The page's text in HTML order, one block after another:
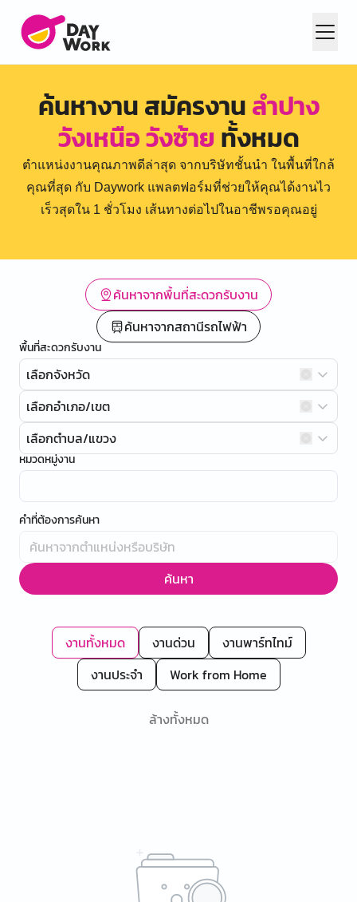
ค้นหางาน สมัครงานลำปาง
วังเหนือ วังซ้ายทั้งหมด
ตำแหน่งงานคุณภาพดีล่าสุด จากบริษัทชั้นนำ ในพื้นที่ใกล้
คุณที่สุด กับ Daywork แพลตฟอร์มที่ช่วยให้คุณได้งานไว
เร็วสุดใน 1 ชั่วโมง เส้นทางต่อไปในอาชีพรอคุณอยู่
ค้นหาจากพื้นที่สะดวกรับงาน
ค้นหาจากสถานีรถไฟฟ้า
พื้นที่สะดวกรับงาน
เลือกจังหวัด
เลือกอำเภอ/เขต
เลือกตำบล/แขวง
หมวดหมู่งาน
คำที่ต้องการค้นหา
ค้นหา
งานทั้งหมด งานด่วน
งานพาร์ทไทม์
งานประจำ
Work from Home
ล้างทั้งหมด